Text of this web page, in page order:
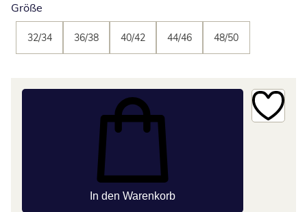
Größe
32/34 36/38 40/42 44/46 48/50
In den Warenkorb